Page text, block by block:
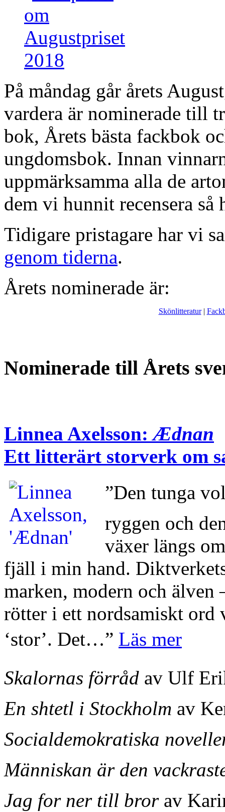
På måndag går årets
vardera är nominerade till
bok, Årets bästa fackbok
ungdomsbok. Innan
uppmärksamma alla de
dem vi hunnit recensera så
Tidigare pristagare har vi
genom tiderna.
Årets nominerade är:
Skönlitteratur|
Nominerade till Årets
Linnea Axelsson:Ædnan
Ett litterärt storverk om
”Den tunga
ryggen och
växer längs
fjäll i min hand.
marken, modern och älven
rötter i ett nordsamiskt ord
‘stor’. Det…” Läs mer
Skalornas förråd av Ulf
En shtetl i Stockholm av
Socialdemokratiska
Människan är den
Jag for ner till brorav